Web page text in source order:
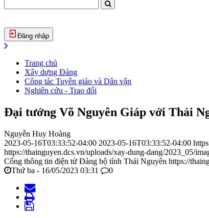
Đăng nhập
Trang chủ
Xây dựng Đảng
Công tác Tuyên giáo và Dân vận
Nghiên cứu - Trao đổi
Đại tướng Võ Nguyên Giáp với Thái
Nguyễn Huy Hoàng
2023-05-16T03:33:52-04:00 2023-05-16T03:33:52-04:00
https://thainguyen.dcs.vn/uploads/xay-dung-dang/2023_05/
Cổng thông tin điện tử Đảng bộ tỉnh Thái Nguyên https://
Thứ ba - 16/05/2023 03:31
0